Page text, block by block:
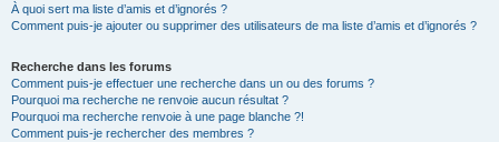
À quoi sert ma liste d’amis et d’ignorés ?
Comment puis-je ajouter ou supprimer des utilisateurs de ma liste d’amis et d’ignorés ?
Recherche dans les forums
Comment puis-je effectuer une recherche dans un ou des forums ?
Pourquoi ma recherche ne renvoie aucun résultat ?
Pourquoi ma recherche renvoie à une page blanche ?!
Comment puis-je rechercher des membres ?